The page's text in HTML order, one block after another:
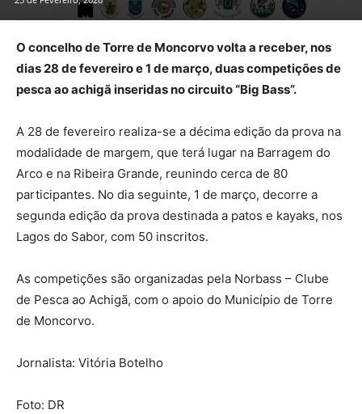
O concelho de Torre de Moncorvo volta a receber, nos
dias 28 de fevereiro e 1 de março, duas competições de
pesca ao achigã inseridas no circuito “Big Bass”.
A 28 de fevereiro realiza-se a décima edição da prova na
modalidade de margem, que terá lugar na Barragem do
Arco e na Ribeira Grande, reunindo cerca de 80
participantes. No dia seguinte, 1 de março, decorre a
segunda edição da prova destinada a patos e kayaks, nos
Lagos do Sabor, com 50 inscritos.
As competições são organizadas pela Norbass – Clube
de Pesca ao Achigã, com o apoio do Município de Torre
de Moncorvo.
Jornalista: Vitória Botelho
Foto: DR